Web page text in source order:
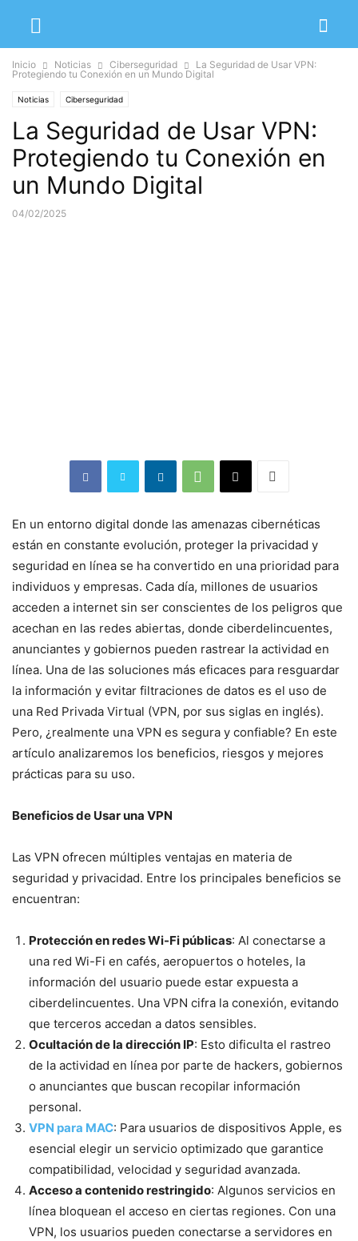
Inicio Noticias Ciberseguridad
La Seguridad de Usar VPN:
Protegiendo tu Conexión en un Mundo Digital
Noticias Ciberseguridad
La Seguridad de Usar VPN:
Protegiendo tu Conexión en
un Mundo Digital
04/02/2025
En un entorno digital donde las amenazas cibernéticas
están en constante evolución, proteger la privacidad y
seguridad en línea se ha convertido en una prioridad para
individuos y empresas. Cada día, millones de usuarios
acceden a internet sin ser conscientes de los peligros que
acechan en las redes abiertas, donde ciberdelincuentes,
anunciantes y gobiernos pueden rastrear la actividad en
línea. Una de las soluciones más eficaces para resguardar
la información y evitar filtraciones de datos es el uso de
una Red Privada Virtual (VPN, por sus siglas en inglés).
Pero, ¿realmente una VPN es segura y confiable? En este
artículo analizaremos los beneficios, riesgos y mejores
prácticas para su uso.
Beneficios de Usar una VPN
Las VPN ofrecen múltiples ventajas en materia de
seguridad y privacidad. Entre los principales beneficios se
encuentran:
Protección en redes Wi-Fi públicas: Al conectarse a
una red Wi-Fi en cafés, aeropuertos o hoteles, la
información del usuario puede estar expuesta a
ciberdelincuentes. Una VPN cifra la conexión, evitando
que terceros accedan a datos sensibles.
Ocultación de la dirección IP: Esto dificulta el rastreo
de la actividad en línea por parte de hackers, gobiernos
o anunciantes que buscan recopilar información
personal.
VPN para MAC: Para usuarios de dispositivos Apple, es
esencial elegir un servicio optimizado que garantice
compatibilidad, velocidad y seguridad avanzada.
Acceso a contenido restringido: Algunos servicios en
línea bloquean el acceso en ciertas regiones. Con una
VPN, los usuarios pueden conectarse a servidores en